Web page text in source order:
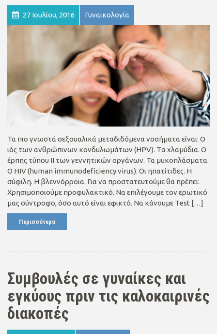
27 Ιουλίου, 2016 Γυναικολογία
Τα πιο γνωστά σεξουαλικά μεταδιδόμενα νοσήματα είναι: Ο
ιός των ανθρώπινων κονδυλωμάτων (HPV). Tα χλαμύδια. O
έρπης τύπου ΙΙ των γεννητικών οργάνων. Τα μυκοπλάσματα.
Ο HIV (human immunodeficiency virus). Oι ηπατίτιδες. Η
σύφιλη. Η βλεννόρροια. Για να προστατευτούμε θα πρέπει:
Χρησιμοποιούμε προφυλακτικό. Να επιλέγουμε τον ερωτικό
μας σύντροφο, όσο αυτό είναι εφικτό. Να κάνουμε Test […]
Περισσότερα
Συμβουλές σε γυναίκες και
εγκύους πριν τις καλοκαιρινές
διακοπές